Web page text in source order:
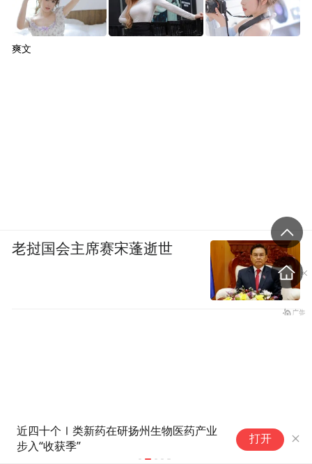
活力中国调研行|全球首个“行星
保护实验室”即将落户安徽合肥
“
打开
爽文
老挝国会主席赛宋蓬逝世